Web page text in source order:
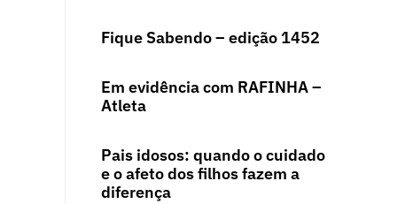
Fique Sabendo – edição 1452
Em evidência com RAFINHA –
Atleta
Pais idosos: quando o cuidado
e o afeto dos filhos fazem a
diferença